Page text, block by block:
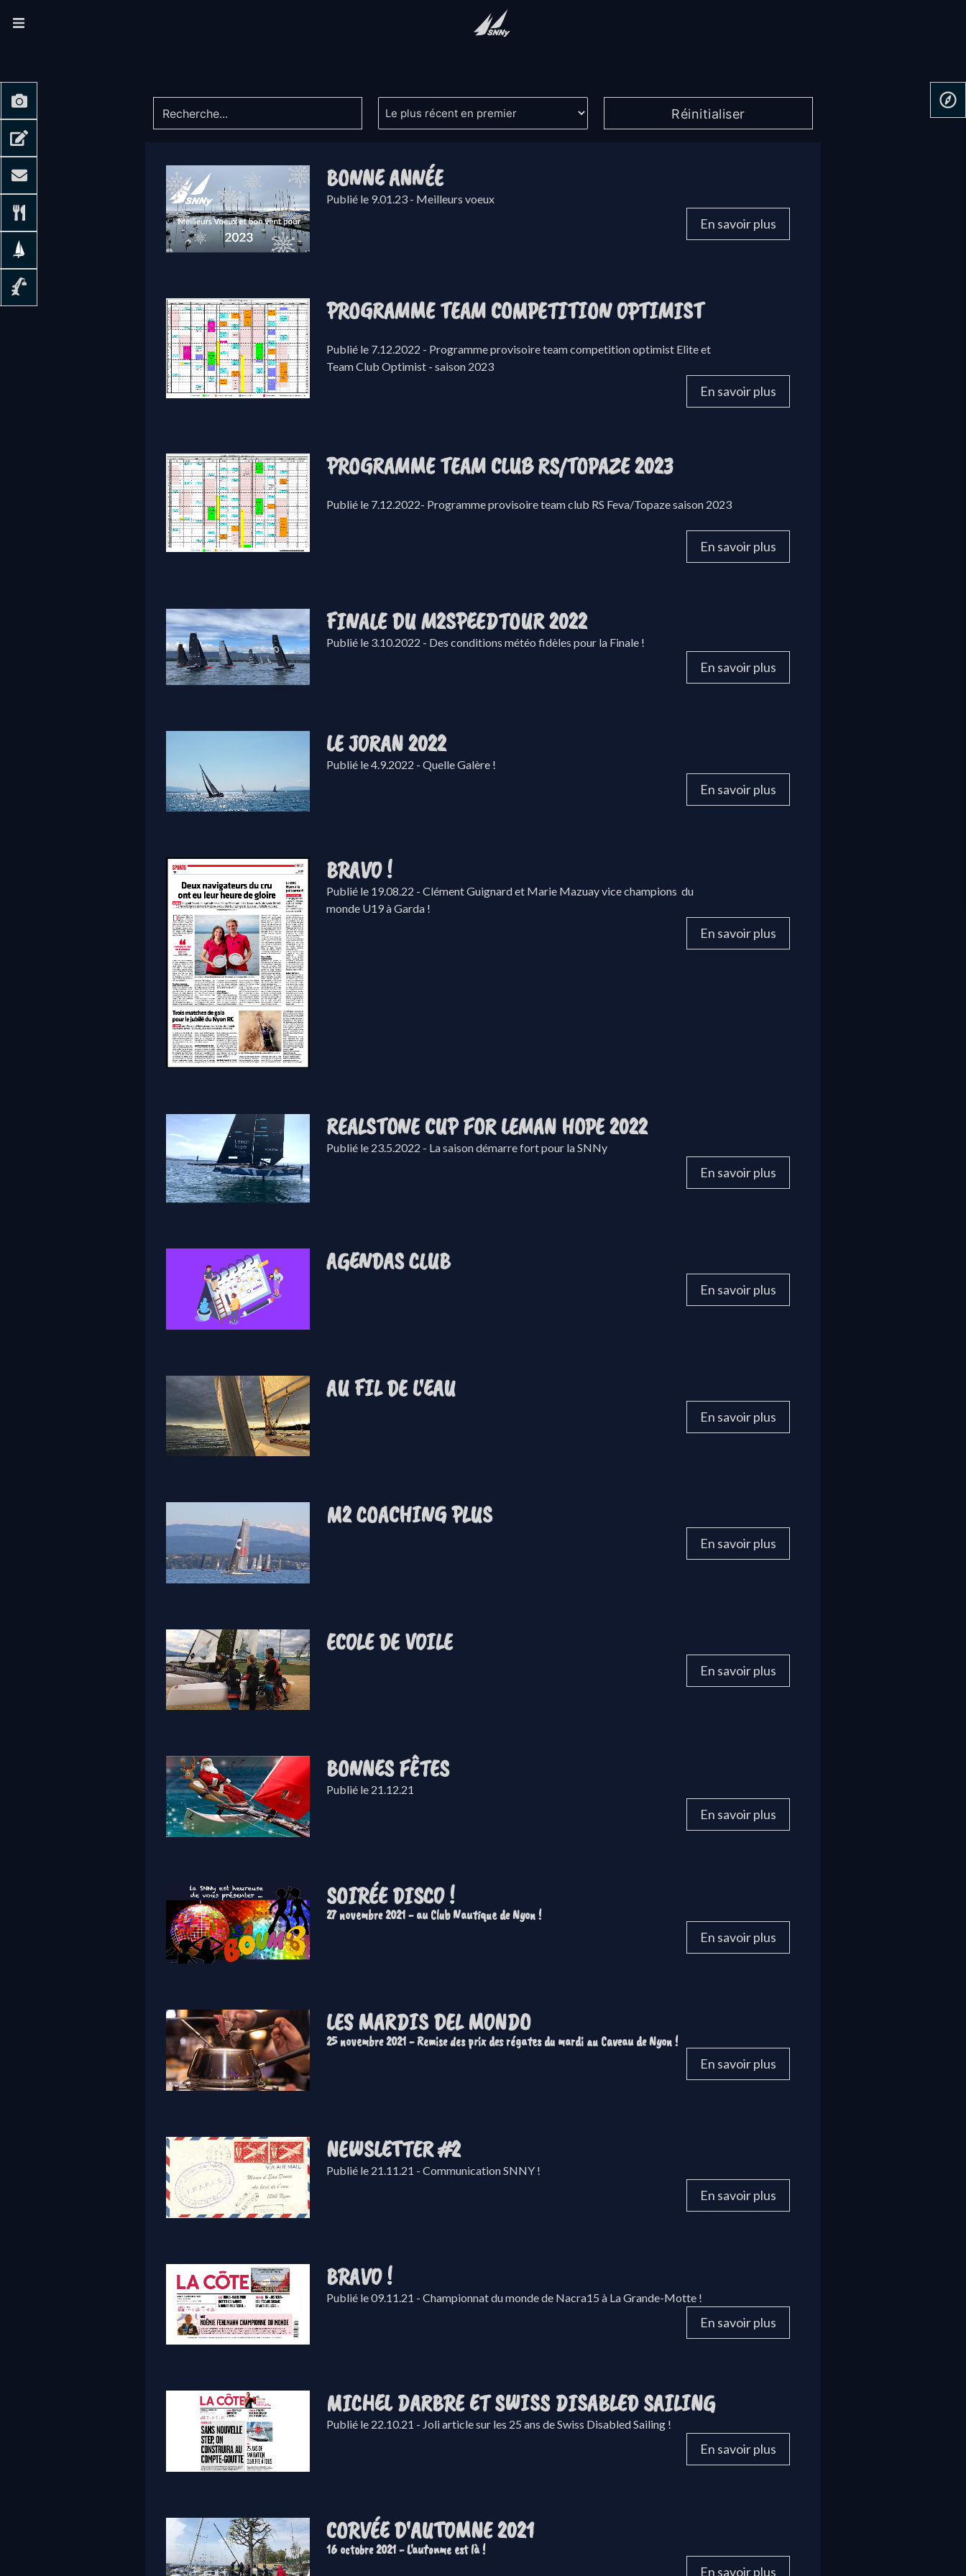
BONNE ANNÉE
Publié le 9.01.23 - Meilleurs voeux
En savoir plus
PROGRAMME TEAM COMPETITION OPTIMIST
Publié le 7.12.2022 - Programme provisoire team competition optimist Elite et
Team Club Optimist - saison 2023
En savoir plus
PROGRAMME TEAM CLUB RS/TOPAZE 2023
Publié le 7.12.2022- Programme provisoire team club RS Feva/Topaze saison 2023
En savoir plus
FINALE DU M2SPEEDTOUR 2022
Publié le 3.10.2022 - Des conditions météo fidèles pour la Finale !
En savoir plus
LE JORAN 2022
Publié le 4.9.2022 - Quelle Galère !
En savoir plus
BRAVO !
Publié le 19.08.22 - Clément Guignard et Marie Mazuay vice champions du
monde U19 à Garda !
En savoir plus
REALSTONE CUP FOR LEMAN HOPE 2022
Publié le 23.5.2022 - La saison démarre fort pour la SNNy
En savoir plus
AGENDAS CLUB
En savoir plus
AU FIL DE L'EAU
En savoir plus
M2 COACHING PLUS
En savoir plus
ECOLE DE VOILE
En savoir plus
BONNES FÊTES
Publié le 21.12.21
En savoir plus
SOIRÉE DISCO !
27 novembre 2021 - au Club Nautique de Nyon !
En savoir plus
LES MARDIS DEL MONDO
25 novembre 2021 - Remise des prix des régates du mardi au Caveau de Nyon !
En savoir plus
NEWSLETTER #2
Publié le 21.11.21 - Communication SNNY !
En savoir plus
BRAVO !
Publié le 09.11.21 - Championnat du monde de Nacra15 à La Grande-Motte !
En savoir plus
MICHEL DARBRE ET SWISS DISABLED SAILING
Publié le 22.10.21 - Joli article sur les 25 ans de Swiss Disabled Sailing !
En savoir plus
CORVÉE D'AUTOMNE 2021
16 octobre 2021 - L'autonme est là !
En savoir plus